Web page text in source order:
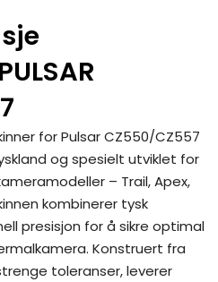
for Pulsar CZ550/CZ557
og spesielt utviklet for
– Trail, Apex,
kombinerer tysk
presisjon for å sikre optimal
Konstruert fra
toleranser, leverer